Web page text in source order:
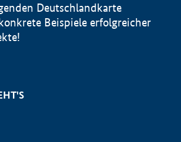
Deutschlandkarte
Beispiele erfolgreicher